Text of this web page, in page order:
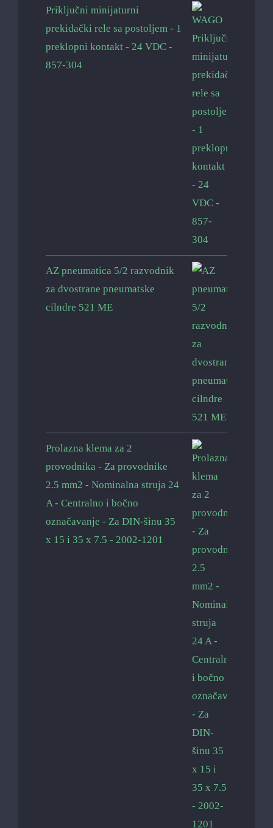
Priključni minijaturni
prekidački rele sa postoljem - 1
preklopni kontakt - 24 VDC -
857-304
AZ pneumatica 5/2 razvodnik
za dvostrane pneumatske
cilndre 521 ME
Prolazna klema za 2
provodnika - Za provodnike
2.5 mm2 - Nominalna struja 24
A - Centralno i bočno
označavanje - Za DIN-šinu 35
x 15 i 35 x 7.5 - 2002-1201